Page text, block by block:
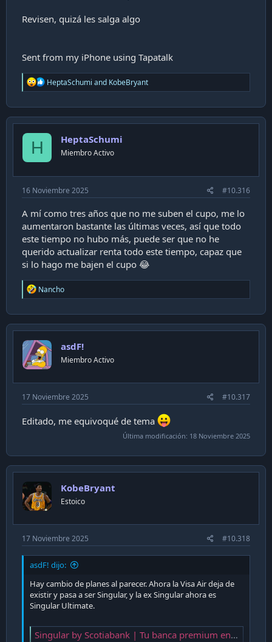
Revisen, quizá les salga algo
Sent from my iPhone using Tapatalk
R
e
c
t
s
HeptaSchumi and KobeBryant
H HeptaSchumi
Miembro Activo
16 Noviembre 2025 #10.316
A mí como tres años que no me suben el cupo, me lo
aumentaron bastante las últimas veces, así que todo
este tiempo no hubo más, puede ser que no he
querido actualizar renta todo este tiempo, capaz que
si lo hago me bajen el cupo 😂
R
e
c
t
o
n
s
Nancho
asdF!
Miembro Activo
17 Noviembre 2025 #10.317
Editado, me equivoqué de tema
Última modificación: 18 Noviembre 2025
KobeBryant
Estoico
17 Noviembre 2025 #10.318
asdF! dijo:
Hay cambio de planes al parecer. Ahora la Visa Air deja de
existir y pasa a ser Singular, y la ex Singular ahora es
Singular Ultimate.
Singular by Scotiabank | Tu banca premium en Chile